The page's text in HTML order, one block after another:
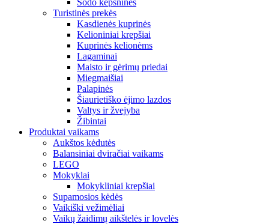
Sodo kepsninės
Turistinės prekės
Kasdienės kuprinės
Kelioniniai krepšiai
Kuprinės kelionėms
Lagaminai
Maisto ir gėrimų priedai
Miegmaišiai
Palapinės
Šiaurietiško ėjimo lazdos
Valtys ir žvejyba
Žibintai
Produktai vaikams
Aukštos kėdutės
Balansiniai dviračiai vaikams
LEGO
Mokyklai
Mokykliniai krepšiai
Supamosios kėdės
Vaikiški vežimėliai
Vaikų žaidimų aikštelės ir lovelės